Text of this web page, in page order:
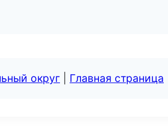
округ Главная страница